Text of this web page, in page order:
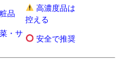
品
高濃度品は
控える
・サ
安全で推奨